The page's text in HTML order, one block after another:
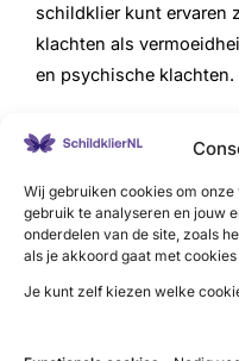
Wij gebruiken cookies om
gebruik te analyseren en jouw
onderdelen van de site, zoals
als je akkoord gaat met
Je kunt zelf kiezen welke
schildklier kunt ervaren
klachten als
en psychische klachten.
Veel klachten komen
Dit maakt het voor de
stellen op basis van de